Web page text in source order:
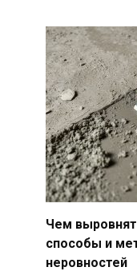
Чем
способы и
неровностей